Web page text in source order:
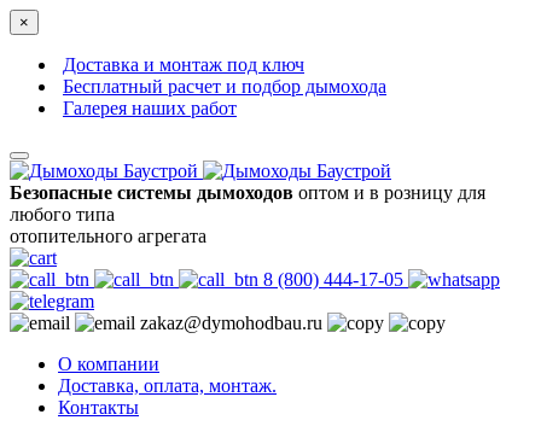
×
Доставка и монтаж под ключ
Бесплатный расчет и подбор дымохода
Галерея наших работ
Безопасные системы дымоходов оптом и в розницу для
любого типа
отопительного агрегата
8 (800) 444-17-05
zakaz@dymohodbau.ru
О компании
Доставка, оплата, монтаж.
Контакты